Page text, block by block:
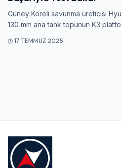
Güney Koreli savunma üreticisi
130 mm ana tank topunun K3
17 TEMMUZ 2025